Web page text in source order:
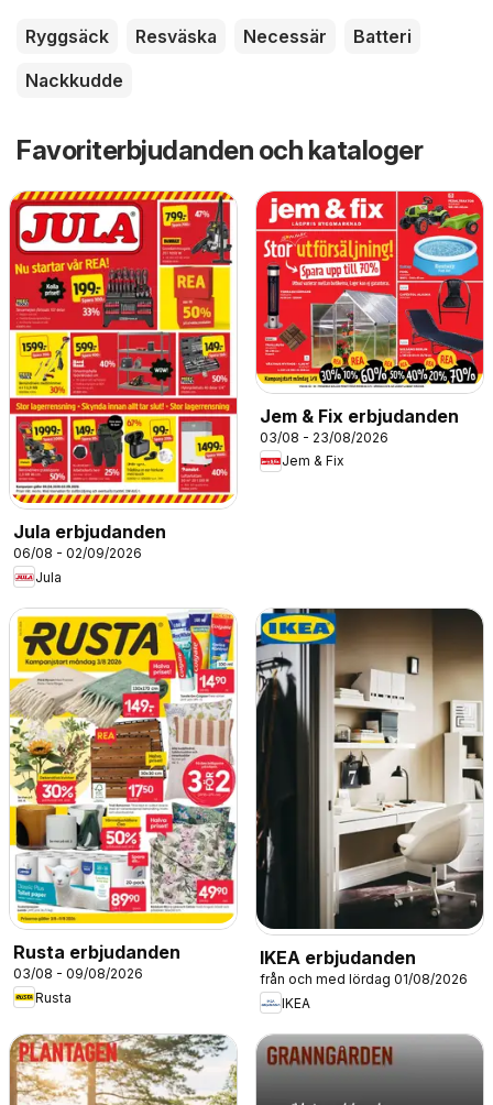
Ryggsäck Resväska Necessär
Batteri
Nackkudde
Favoriterbjudanden och kataloger
Jula erbjudanden
06/08 - 02/09/2026
Jula
Jem & Fix erbjudanden
03/08 - 23/08/2026
Jem & Fix
Rusta erbjudanden
03/08 - 09/08/2026
Rusta
IKEA erbjudanden
från och med lördag 01/08/2026
IKEA